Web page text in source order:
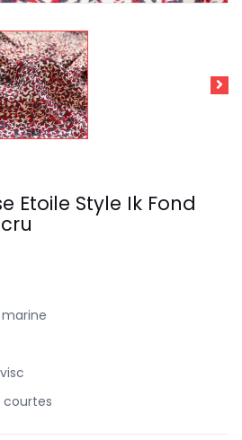
Etoile Style Ik Fond
courtes